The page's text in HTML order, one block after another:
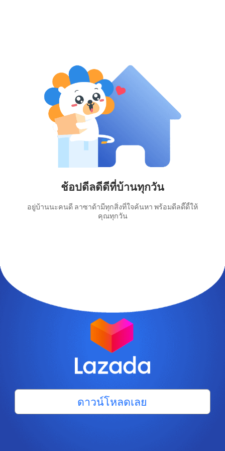
ช้อปดีลดีดีที่บ้านทุกวัน
อยู่บ้านนะคนดี ลาซาด้ามีทุกสิ่งที่ใจค้นหา พร้อมดีลดี๊ดี้ให้
คุณทุกวัน
ดาวน์โหลดเลย